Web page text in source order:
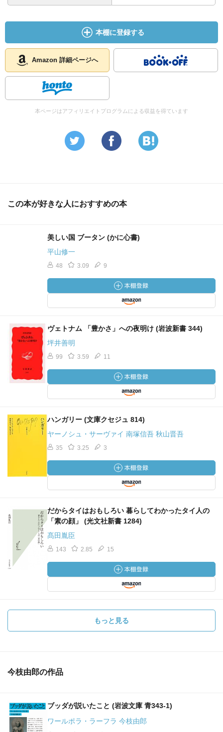
本棚に登録する
Amazon 詳細ページへ
本ページはアフィリエイトプログラムによる収益を得ています
この本が好きな人におすすめの本
美しい国 ブータン (かに心書)
平山修一
48 3.09 9
ヴェトナム 「豊かさ」への夜明け (岩波新書 344)
坪井善明
99 3.59 11
ハンガリー (文庫クセジュ 814)
ヤーノシュ・サーヴァイ 南塚信吾 秋山晋吾
35 3.25 3
だからタイはおもしろい 暮らしてわかったタイ人の
「素の顔」 (光文社新書 1284)
髙田胤臣
143 2.85 15
もっと見る
今枝由郎の作品
ブッダが説いたこと (岩波文庫 青343-1)
ワールポラ・ラーフラ 今枝由郎